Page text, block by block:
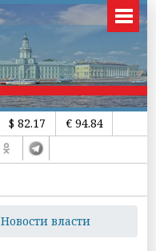
$ 82.17 € 94.84
Новости власти